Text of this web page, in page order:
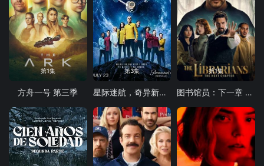
第1集
方舟一号 第三季
第3集
星际迷航，奇异新世界第四季
第1集
图书馆员：下一章 第二季